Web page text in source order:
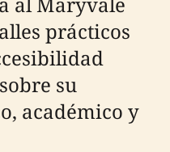
prácticos
su
académico y